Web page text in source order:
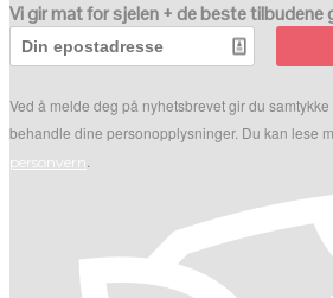
Vi gir mat for sjelen + de beste tilbudene
Ved å melde deg på nyhetsbrevet gir du
behandle dine personopplysninger. Du kan lese
personvern.